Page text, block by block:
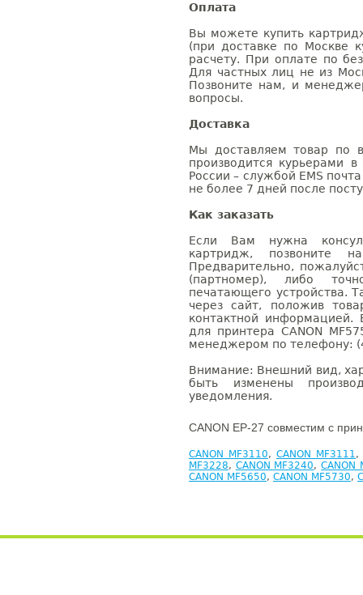
Оплата
Вы можете купить
(при доставке по Москве
расчету. При оплате по
Для частных лиц не из
Позвоните нам, и
вопросы.
Доставка
Мы доставляем товар по
производится курьерами
России – службой EMS
не более 7 дней после
Как заказать
Если Вам нужна
картридж, позвоните
Предварительно,
(партномер), либо
печатающего устройства.
через сайт, положив
контактной информацией.
для принтера CANON
менеджером по телефону:
Внимание: Внешний вид,
быть изменены
уведомления.
CANON EP-27 совместим с
CANON MF3110, CANON MF3111,
MF3228, CANON MF3240,CANON
CANON MF5650, CANON MF5730,